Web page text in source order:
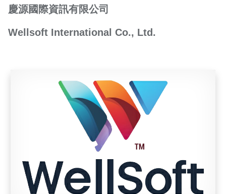
慶源國際資訊有限公司
Wellsoft International Co., Ltd.